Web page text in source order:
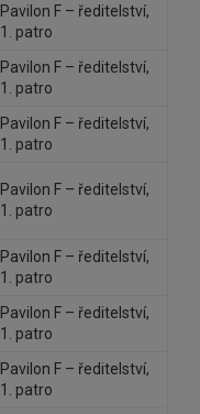
Pavilon F – ředitelství,
1. patro
Pavilon F – ředitelství,
1. patro
Pavilon F – ředitelství,
1. patro
Pavilon F – ředitelství,
1. patro
Pavilon F – ředitelství,
1. patro
Pavilon F – ředitelství,
1. patro
Pavilon F – ředitelství,
1. patro